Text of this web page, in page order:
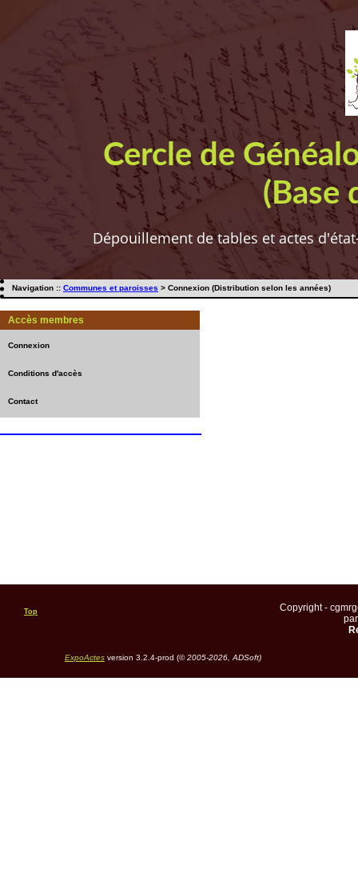
Cercle de
(Base
Dépouillement de tables et actes
Navigation :: Communes et paroisses > Connexion (Distribution selon les années)
Accès membres
Connexion
Conditions d'accès
Contact
Top
Copyright -
ExpoActesversion 3.2.4-prod (©2005-2026, ADSoft)